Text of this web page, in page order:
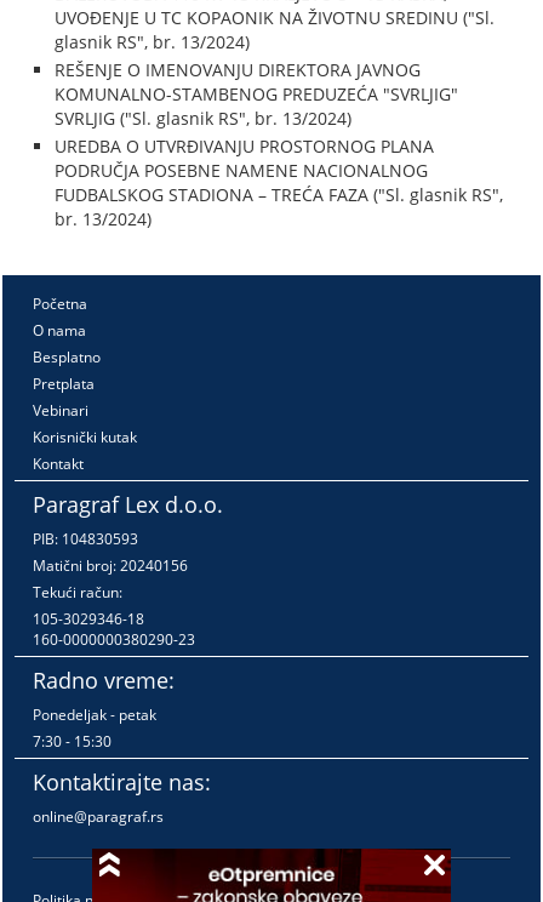
UVOĐENJE U TC KOPAONIK NA ŽIVOTNU SREDINU ("Sl.
glasnik RS", br. 13/2024)
REŠENJE O IMENOVANJU DIREKTORA JAVNOG
KOMUNALNO-STAMBENOG PREDUZEĆA "SVRLJIG"
SVRLJIG ("Sl. glasnik RS", br. 13/2024)
UREDBA O UTVRĐIVANJU PROSTORNOG PLANA
PODRUČJA POSEBNE NAMENE NACIONALNOG
FUDBALSKOG STADIONA – TREĆA FAZA ("Sl. glasnik RS",
br. 13/2024)
Početna
O nama
Besplatno
Pretplata
Vebinari
Korisnički kutak
Kontakt
Paragraf Lex d.o.o.
PIB: 104830593
Matični broj: 20240156
Tekući račun:
105-3029346-18
160-0000000380290-23
Radno vreme:
Ponedeljak - petak
7:30 - 15:30
Kontaktirajte nas:
online@paragraf.rs